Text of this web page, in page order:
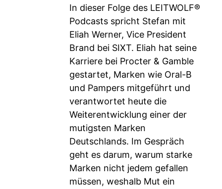
In dieser Folge des LEITWOLF®
Podcasts spricht Stefan mit
Eliah Werner, Vice President
Brand bei SIXT. Eliah hat seine
Karriere bei Procter & Gamble
gestartet, Marken wie Oral-B
und Pampers mitgeführt und
verantwortet heute die
Weiterentwicklung einer der
mutigsten Marken
Deutschlands. Im Gespräch
geht es darum, warum starke
Marken nicht jedem gefallen
müssen, weshalb Mut ein